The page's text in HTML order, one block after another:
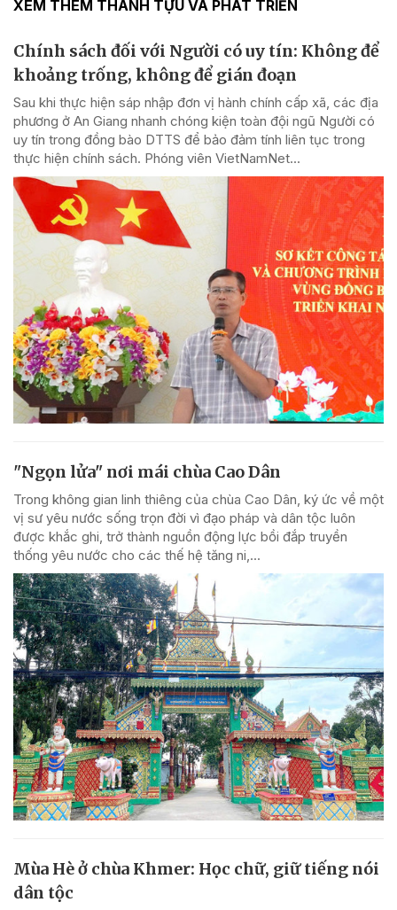
XEM THÊM THÀNH TỰU VÀ PHÁT TRIỂN
Chính sách đối với Người có uy tín: Không để
khoảng trống, không để gián đoạn
Sau khi thực hiện sáp nhập đơn vị hành chính cấp xã, các địa
phương ở An Giang nhanh chóng kiện toàn đội ngũ Người có
uy tín trong đồng bào DTTS để bảo đảm tính liên tục trong
thực hiện chính sách. Phóng viên VietNamNet...
"Ngọn lửa" nơi mái chùa Cao Dân
Trong không gian linh thiêng của chùa Cao Dân, ký ức về một
vị sư yêu nước sống trọn đời vì đạo pháp và dân tộc luôn
được khắc ghi, trở thành nguồn động lực bồi đắp truyền
thống yêu nước cho các thế hệ tăng ni,...
Mùa Hè ở chùa Khmer: Học chữ, giữ tiếng nói
dân tộc